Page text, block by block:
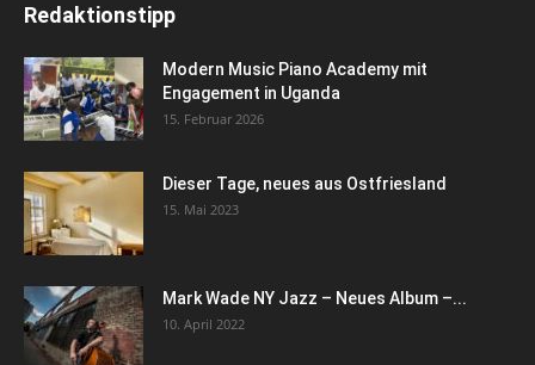
Redaktionstipp
Modern Music Piano Academy mit
Engagement in Uganda
15. Februar 2026
Dieser Tage, neues aus Ostfriesland
15. Mai 2023
Mark Wade NY Jazz – Neues Album –...
10. April 2022